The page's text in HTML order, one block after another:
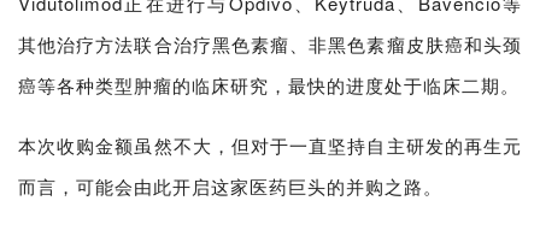
其他治疗方法联合治疗黑色素瘤、非黑色素瘤皮肤癌和头颈
癌等各种类型肿瘤的临床研究，最快的进度处于临床二期。
本次收购金额虽然不大，但对于一直坚持自主研发的再生元
而言，可能会由此开启这家医药巨头的并购之路。